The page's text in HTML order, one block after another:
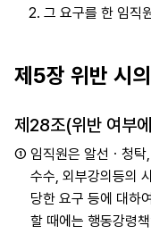
2. 그 요구를 한 임직
제5장 위반 시
제28조(위반 여부
① 임직원은 알선ㆍ청
수수, 외부강의등의
당한 요구 등에 대하
할 때에는 행동강령